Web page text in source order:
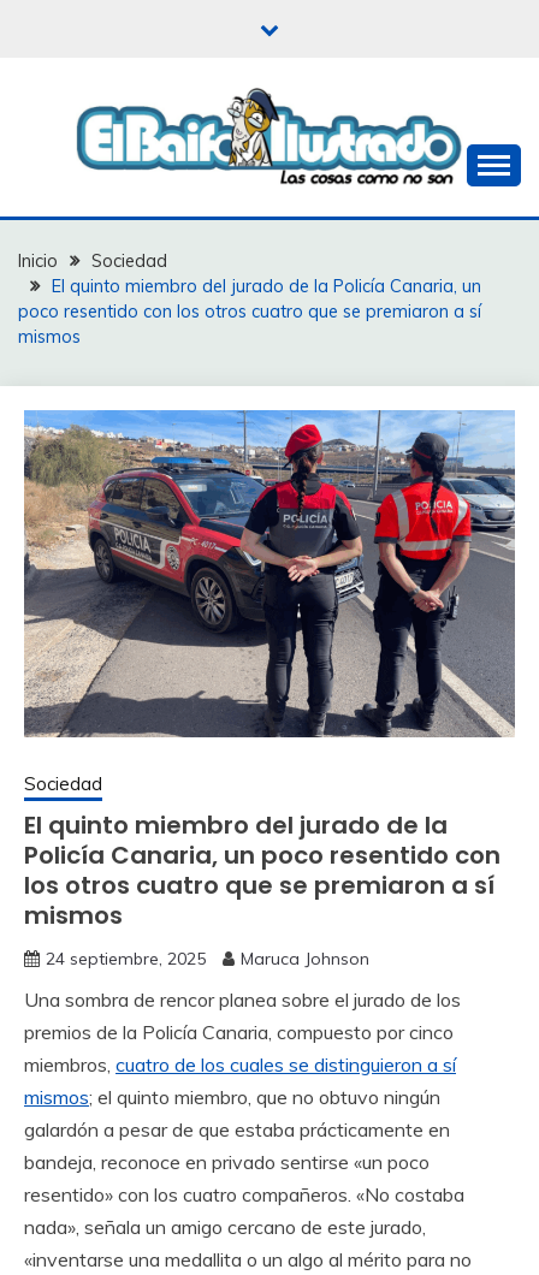
EL BAIFO ILUSTRADO
Inicio
Sociedad
El quinto miembro del jurado de la Policía Canaria, un
poco resentido con los otros cuatro que se premiaron a sí
mismos
Sociedad
El quinto miembro del jurado de la
Policía Canaria, un poco resentido con
los otros cuatro que se premiaron a sí
mismos
24 septiembre, 2025 Maruca Johnson
Una sombra de rencor planea sobre el jurado de los
premios de la Policía Canaria, compuesto por cinco
miembros, cuatro de los cuales se distinguieron a sí
mismos; el quinto miembro, que no obtuvo ningún
galardón a pesar de que estaba prácticamente en
bandeja, reconoce en privado sentirse «un poco
resentido» con los cuatro compañeros. «No costaba
nada», señala un amigo cercano de este jurado,
«inventarse una medallita o un algo al mérito para no